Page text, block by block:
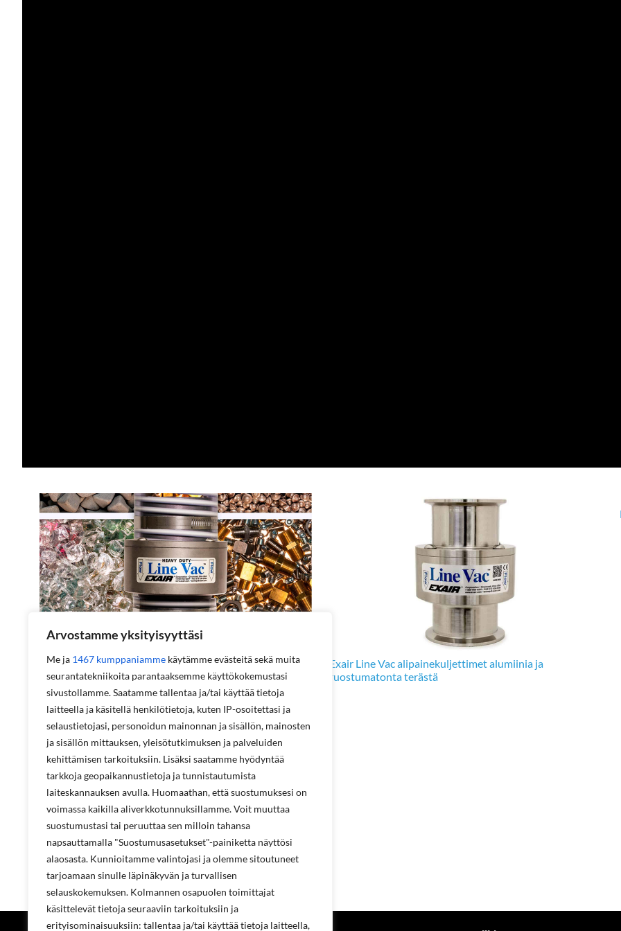
Arvostamme yksityisyyttäsi
Me ja 1467 kumppaniamme käytämme evästeitä sekä muita
seurantatekniikoita parantaaksemme käyttökokemustasi
sivustollamme. Saatamme tallentaa ja/tai käyttää tietoja
laitteella ja käsitellä henkilötietoja, kuten IP-osoitettasi ja
selaustietojasi, personoidun mainonnan ja sisällön, mainosten
ja sisällön mittauksen, yleisötutkimuksen ja palveluiden
kehittämisen tarkoituksiin. Lisäksi saatamme hyödyntää
tarkkoja geopaikannustietoja ja tunnistautumista
laiteskannauksen avulla. Huomaathan, että suostumuksesi on
voimassa kaikilla aliverkkotunnuksillamme. Voit muuttaa
suostumustasi tai peruuttaa sen milloin tahansa
napsauttamalla "Suostumusasetukset"-painiketta näyttösi
alaosasta. Kunnioitamme valintojasi ja olemme sitoutuneet
tarjoamaan sinulle läpinäkyvän ja turvallisen
selauskokemuksen. Kolmannen osapuolen toimittajat
käsittelevät tietoja seuraaviin tarkoituksiin ja
erityisominaisuuksiin: tallentaa ja/tai käyttää tietoja laitteella,
Exair Heavy Duty Line Vac alipainekuljetin
Exair Line Vac alipainekuljettimet alumiinia ja
ruostumatonta terästä
Milja Jokiranta
+358 20 771 3306
milja.jokiranta@projecta.fi
tuotepäällikkö
suuttimet